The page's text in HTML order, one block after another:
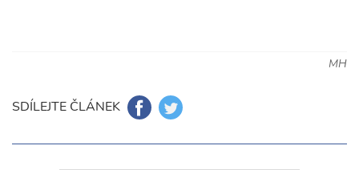
MH
SDÍLEJTE ČLÁNEK